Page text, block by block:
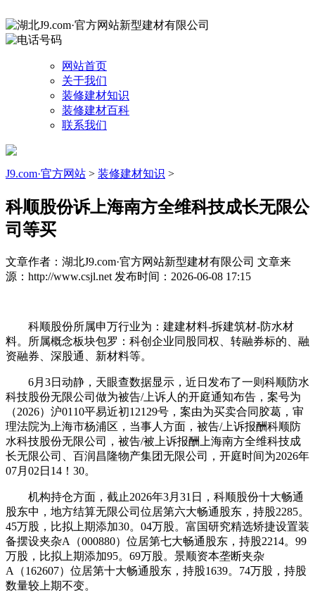
网站首页
关于我们
装修建材知识
装修建材百科
联系我们
J9.com·官方网站 > 装修建材知识 >
科顺股份诉上海南方全维科技成长无限公
司等买
文章作者：湖北J9.com·官方网站新型建材有限公司 文章来
源：http://www.csjl.net 发布时间：2026-06-08 17:15
科顺股份所属申万行业为：建建材料-拆建筑材-防水材
料。所属概念板块包罗：科创企业同股同权、转融券标的、融
资融券、深股通、新材料等。
6月3日动静，天眼查数据显示，近日发布了一则科顺防水
科技股份无限公司做为被告/上诉人的开庭通知布告，案号为
（2026）沪0110平易近初12129号，案由为买卖合同胶葛，审
理法院为上海市杨浦区，当事人方面，被告/上诉报酬科顺防
水科技股份无限公司，被告/被上诉报酬上海南方全维科技成
长无限公司、百润昌隆物产集团无限公司，开庭时间为2026年
07月02日14！30。
机构持仓方面，截止2026年3月31日，科顺股份十大畅通
股东中，地方结算无限公司位居第六大畅通股东，持股2285。
45万股，比拟上期添加30。04万股。富国研究精选矫捷设置装
备摆设夹杂A（000880）位居第七大畅通股东，持股2214。99
万股，比拟上期添加95。69万股。景顺资本垄断夹杂
A（162607）位居第十大畅通股东，持股1639。74万股，持股
数量较上期不变。